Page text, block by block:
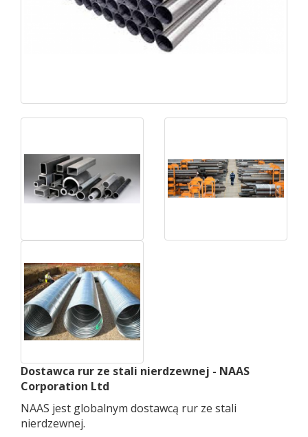
Dostawca rur ze stali nierdzewnej - NAAS
Corporation Ltd
NAAS jest globalnym dostawcą rur ze stali
nierdzewnej.